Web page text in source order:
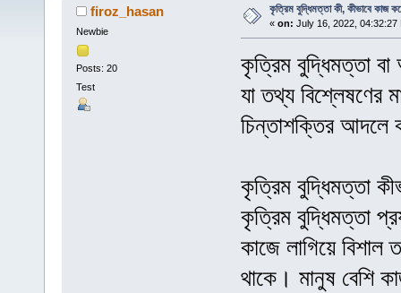
firoz_hasan
Newbie
Posts: 20
Test
কৃত্রিম বুদ্ধিমত্তা কী, কীভাবে কাজ
« on: July 16, 2022, 04:32:27
কৃত্রিম বুদ্ধিমত্তা বা
যা তথ্য বিশ্লেষণের
চিন্তাশক্তির আদলে
কৃত্রিম বুদ্ধিমত্তা
কৃত্রিম বুদ্ধিমত্তা
কাজে লাগিয়ে
থাকে। মানুষ বেশি